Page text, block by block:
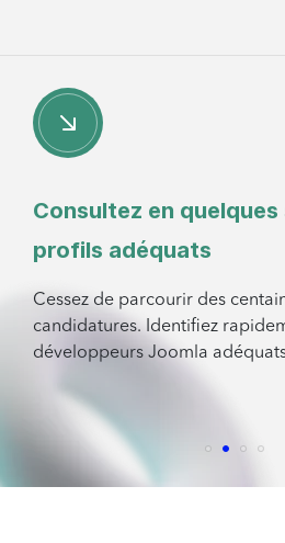
Consultez en
profils adéquats
Cessez de parcourir des
candidatures. Identifiez
développeurs Joomla